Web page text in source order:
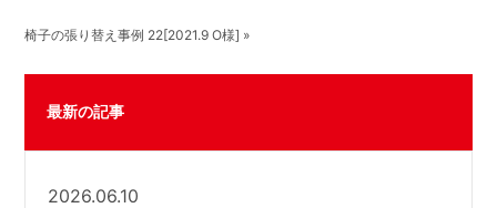
椅子の張り替え事例 22[2021.9 O様] »
最新の記事
2026.06.10